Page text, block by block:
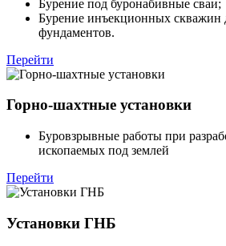
Бурение под буронабивные сваи;
Бурение инъекционных скважин
фундаментов.
Перейти
Горно-шахтные установки
Буровзрывные работы при
ископаемых под землей
Перейти
Установки ГНБ